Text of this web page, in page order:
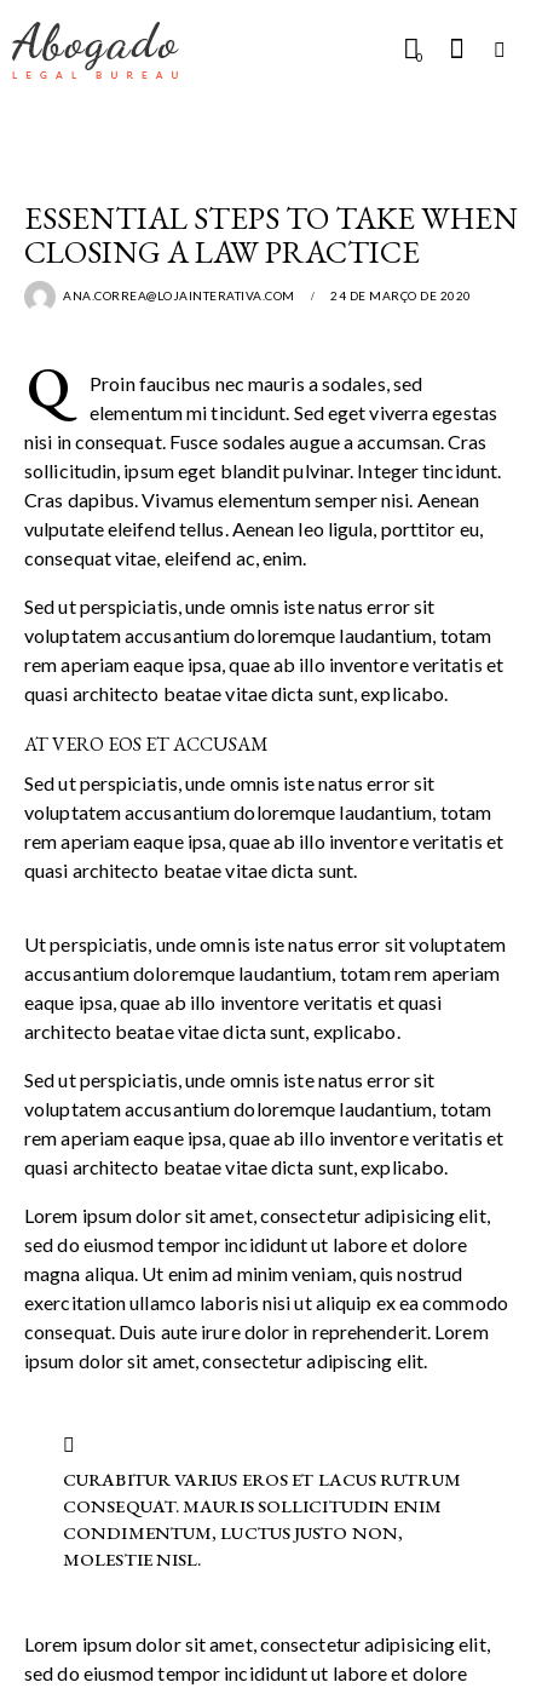
0
ESSENTIAL STEPS TO TAKE WHEN
CLOSING A LAW PRACTICE
ANA.CORREA@LOJAINTERATIVA.COM 24 DE MARÇO DE 2020
q
Proin faucibus nec mauris a sodales, sed
elementum mi tincidunt. Sed eget viverra egestas
nisi in consequat. Fusce sodales augue a accumsan. Cras
sollicitudin, ipsum eget blandit pulvinar. Integer tincidunt.
Cras dapibus. Vivamus elementum semper nisi. Aenean
vulputate eleifend tellus. Aenean leo ligula, porttitor eu,
consequat vitae, eleifend ac, enim.
Sed ut perspiciatis, unde omnis iste natus error sit
voluptatem accusantium doloremque laudantium, totam
rem aperiam eaque ipsa, quae ab illo inventore veritatis et
quasi architecto beatae vitae dicta sunt, explicabo.
AT VERO EOS ET ACCUSAM
Sed ut perspiciatis, unde omnis iste natus error sit
voluptatem accusantium doloremque laudantium, totam
rem aperiam eaque ipsa, quae ab illo inventore veritatis et
quasi architecto beatae vitae dicta sunt.
Ut perspiciatis, unde omnis iste natus error sit voluptatem
accusantium doloremque laudantium, totam rem aperiam
eaque ipsa, quae ab illo inventore veritatis et quasi
architecto beatae vitae dicta sunt, explicabo.
Sed ut perspiciatis, unde omnis iste natus error sit
voluptatem accusantium doloremque laudantium, totam
rem aperiam eaque ipsa, quae ab illo inventore veritatis et
quasi architecto beatae vitae dicta sunt, explicabo.
Lorem ipsum dolor sit amet, consectetur adipisicing elit,
sed do eiusmod tempor incididunt ut labore et dolore
magna aliqua. Ut enim ad minim veniam, quis nostrud
exercitation ullamco laboris nisi ut aliquip ex ea commodo
consequat. Duis aute irure dolor in reprehenderit. Lorem
ipsum dolor sit amet, consectetur adipiscing elit.
CURABITUR VARIUS EROS ET LACUS RUTRUM
CONSEQUAT. MAURIS SOLLICITUDIN ENIM
CONDIMENTUM, LUCTUS JUSTO NON,
MOLESTIE NISL.
Lorem ipsum dolor sit amet, consectetur adipisicing elit,
sed do eiusmod tempor incididunt ut labore et dolore